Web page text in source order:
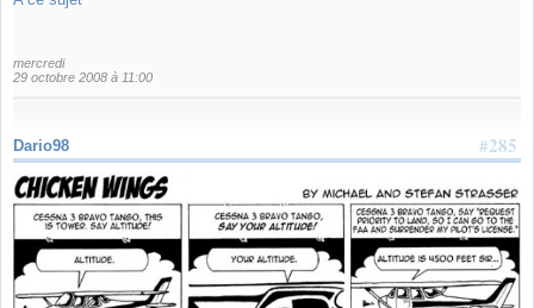
mercredi
29 octobre 2008 à 11:00
#285
Dario98